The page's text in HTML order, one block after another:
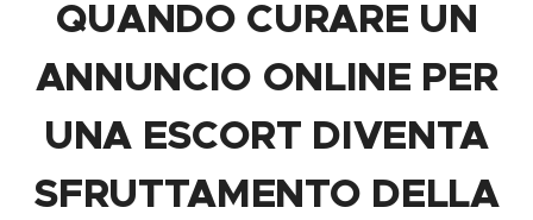
QUANDO CURARE UN
ANNUNCIO ONLINE PER
UNA ESCORT DIVENTA
SFRUTTAMENTO DELLA